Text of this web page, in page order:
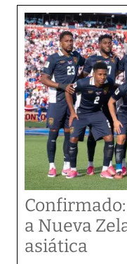
a Nueva
asiática